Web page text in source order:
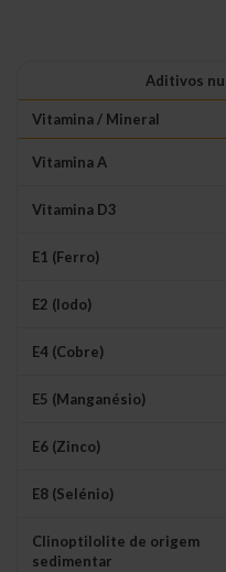
Aditivos
Vitamina / Mineral
Vitamina A
Vitamina D3
E1 (Ferro)
E2 (Iodo)
E4 (Cobre)
E5 (Manganésio)
E6 (Zinco)
E8 (Selénio)
Clinoptilolite de origem
sedimentar